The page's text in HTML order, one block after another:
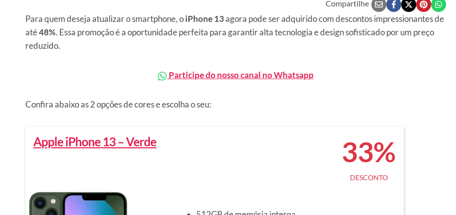
Compartilhe
Para quem deseja atualizar o smartphone, oiPhone 13agora pode ser adquirido com descontos impressionantes de
até48%. Essa promoção é a oportunidade perfeita para garantir alta tecnologia e design sofisticado por um preço
reduzido.
Participe do nosso canal no Whatsapp
Confira abaixo as 2 opções de cores e escolha o seu:
Apple iPhone 13 – Verde 33%
DESCONTO